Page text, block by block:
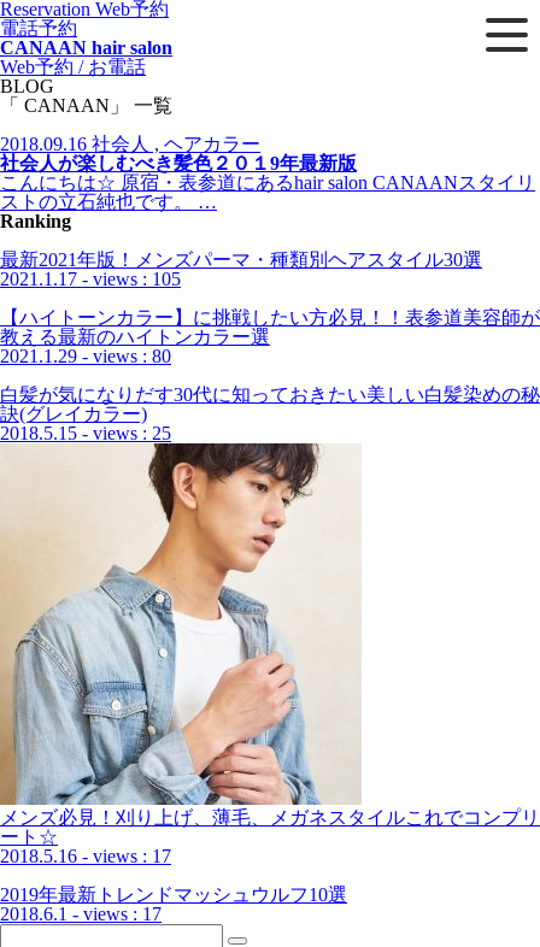
Reservation Web予約
電話予約
CANAAN hair salon
Web予約 / お電話
BLOG
「 CANAAN」 一覧
2018.09.16 社会人 , ヘアカラー
社会人が楽しむべき髪色２０１9年最新版
こんにちは☆ 原宿・表参道にあるhair salon CANAANスタイリ
ストの立石純也です。 …
Ranking
最新2021年版！メンズパーマ・種類別ヘアスタイル30選
2021.1.17 - views : 105
【ハイトーンカラー】に挑戦したい方必見！！表参道美容師が
教える最新のハイトンカラー選
2021.1.29 - views : 80
白髪が気になりだす30代に知っておきたい美しい白髪染めの秘
訣(グレイカラー)
2018.5.15 - views : 25
メンズ必見！刈り上げ、薄毛、メガネスタイルこれでコンプリ
ート☆
2018.5.16 - views : 17
2019年最新トレンドマッシュウルフ10選
2018.6.1 - views : 17